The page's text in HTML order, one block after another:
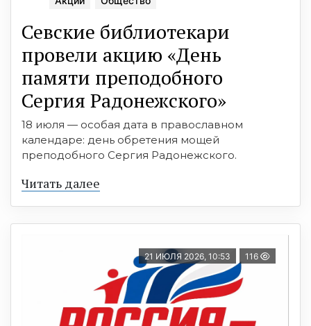
Севские библиотекари
провели акцию «День
памяти преподобного
Сергия Радонежского»
18 июля — особая дата в православном
календаре: день обретения мощей
преподобного Сергия Радонежского.
Читать далее
21 ИЮЛЯ 2026, 10:53 116